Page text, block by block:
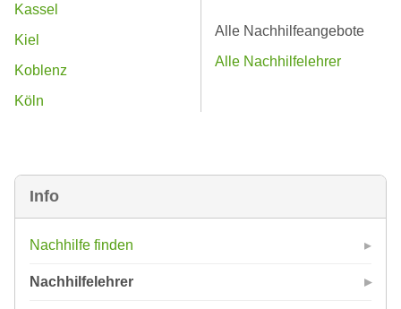
Info
Nachhilfe finden
Nachhilfelehrer
Kassel
Kiel
Koblenz
Köln
Alle Nachhilfeangebote
Alle Nachhilfelehrer